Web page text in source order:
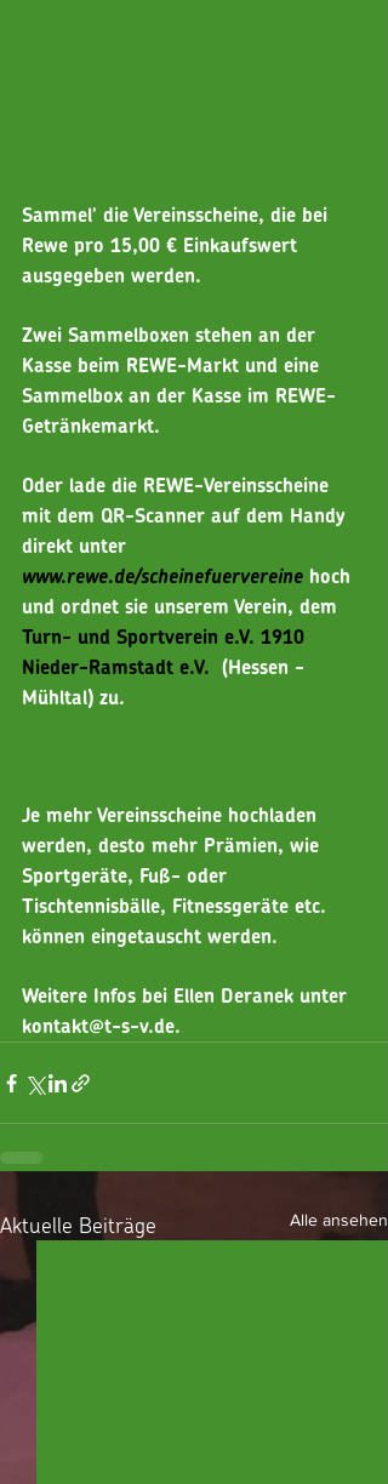
Sammel' die Vereinsscheine, die bei
Rewe pro 15,00 € Einkaufswert
ausgegeben werden.
Zwei Sammelboxen stehen an der
Kasse beim REWE-Markt und eine
Sammelbox an der Kasse im REWE-
Getränkemarkt.
Oder lade die REWE-Vereinsscheine
mit dem QR-Scanner auf dem Handy
direkt unter
www.rewe.de/scheinefuervereine hoch
und ordnet sie unserem Verein, dem
Turn- und Sportverein e.V. 1910
Nieder-Ramstadt e.V. (Hessen -
Mühltal) zu.
Je mehr Vereinsscheine hochladen
werden, desto mehr Prämien, wie
Sportgeräte, Fuß- oder
Tischtennisbälle, Fitnessgeräte etc.
können eingetauscht werden.
Weitere Infos bei Ellen Deranek unter
kontakt@t-s-v.de.
Aktuelle Beiträge Alle ansehen